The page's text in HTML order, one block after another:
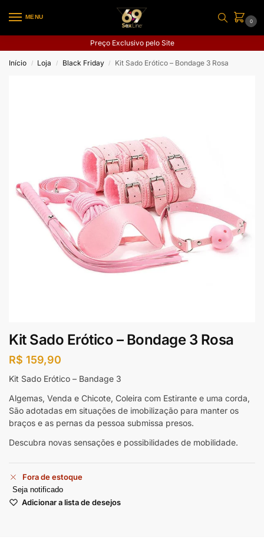
MENU
0
Preço Exclusivo pelo Site
Início / Loja / Black Friday / Kit Sado Erótico – Bondage 3 Rosa
Kit Sado Erótico – Bondage 3 Rosa
R$ 159,90
Kit Sado Erótico – Bandage 3
Algemas, Venda e Chicote, Coleira com Estirante e uma corda,
São adotadas em situações de imobilização para manter os
braços e as pernas da pessoa submissa presos.
Descubra novas sensações e possibilidades de mobilidade.
Fora de estoque
Seja notificado
Adicionar a lista de desejos